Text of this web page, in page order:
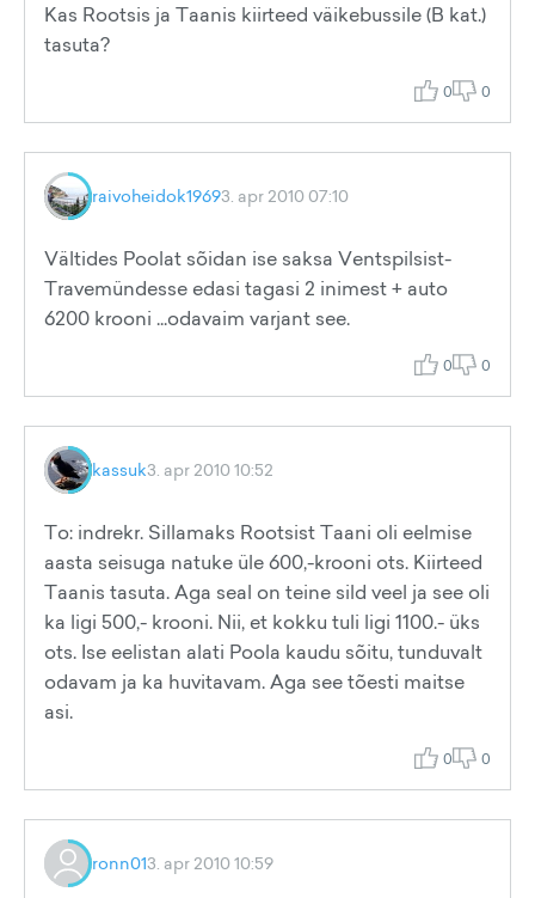
Kas Rootsis ja Taanis kiirteed väikebussile (B kat.)
tasuta?
0 0
raivoheidok19693. apr 2010 07:10
Vältides Poolat sõidan ise saksa Ventspilsist-
Travemündesse edasi tagasi 2 inimest + auto
6200 krooni ...odavaim varjant see.
0 0
kassuk3. apr 2010 10:52
To: indrekr. Sillamaks Rootsist Taani oli eelmise
aasta seisuga natuke üle 600,-krooni ots. Kiirteed
Taanis tasuta. Aga seal on teine sild veel ja see oli
ka ligi 500,- krooni. Nii, et kokku tuli ligi 1100.- üks
ots. Ise eelistan alati Poola kaudu sõitu, tunduvalt
odavam ja ka huvitavam. Aga see tõesti maitse
asi.
0 0
ronn013. apr 2010 10:59